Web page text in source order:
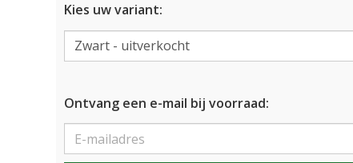
Kies uw variant:
Ontvang een e-mail bij voorraad: